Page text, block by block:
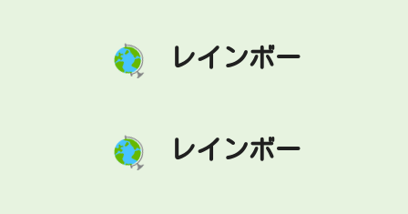
レインボー
レインボー